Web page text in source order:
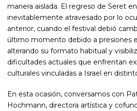
manera aislada. El regreso de Seret
inevitablemente atravesado por lo
anterior, cuando el festival debió
último momento debido a presiones
alterando su formato habitual y
dificultades actuales que enfrentan
culturales vinculadas a Israel en
En esta ocasión, conversamos con
Hochmann, directora artística y